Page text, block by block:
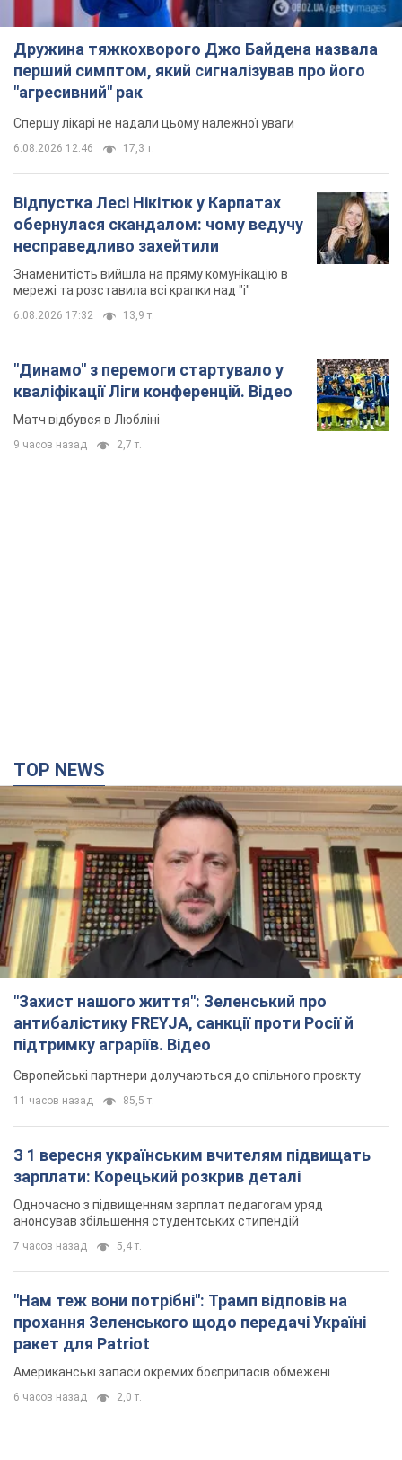
Дружина тяжкохворого Джо Байдена назвала
перший симптом, який сигналізував про його
"агресивний" рак
Спершу лікарі не надали цьому належної уваги
6.08.2026 12:46 17,3 т.
Відпустка Лесі Нікітюк у Карпатах
обернулася скандалом: чому ведучу
несправедливо захейтили
Знаменитість вийшла на пряму комунікацію в
мережі та розставила всі крапки над "і"
6.08.2026 17:32 13,9 т.
"Динамо" з перемоги стартувало у
кваліфікації Ліги конференцій. Відео
Матч відбувся в Любліні
9 часов назад 2,7 т.
TOP NEWS
"Захист нашого життя": Зеленський про
антибалістику FREYJA, санкції проти Росії й
підтримку аграріїв. Відео
Європейські партнери долучаються до спільного проєкту
11 часов назад 85,5 т.
З 1 вересня українським вчителям підвищать
зарплати: Корецький розкрив деталі
Одночасно з підвищенням зарплат педагогам уряд
анонсував збільшення студентських стипендій
7 часов назад 5,4 т.
"Нам теж вони потрібні": Трамп відповів на
прохання Зеленського щодо передачі Україні
ракет для Patriot
Американські запаси окремих боєприпасів обмежені
6 часов назад 2,0 т.